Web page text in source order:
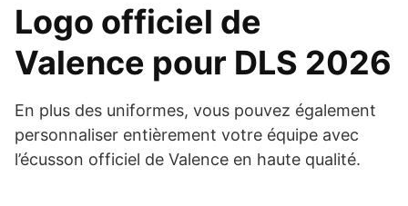
Logo officiel de
Valence pour DLS 2026
En plus des uniformes, vous pouvez également
personnaliser entièrement votre équipe avec
l’écusson officiel de Valence en haute qualité.